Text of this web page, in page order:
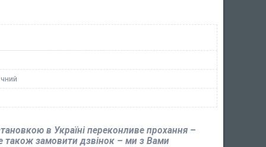
в Україні переконливе прохання –
також замовити дзвінок – ми з Вами